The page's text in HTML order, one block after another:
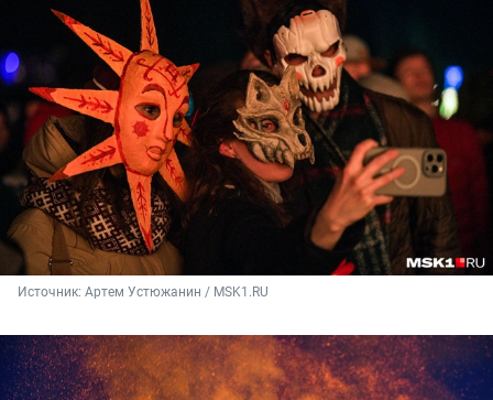
Источник: Артем Устюжанин / MSK1.RU